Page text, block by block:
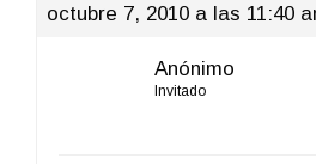
octubre 7, 2010 a las 11:40
Anónimo
Invitado